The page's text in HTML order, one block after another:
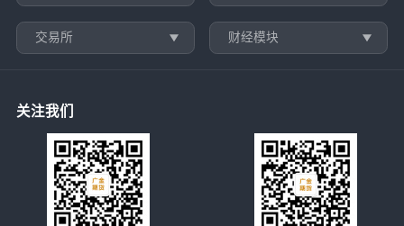
交易所 财经模块
关注我们